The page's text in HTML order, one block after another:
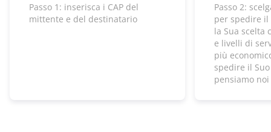
Passo 1: inserisca i CAP del
mittente e del destinatario
Passo 2:
per spedire il
la Sua scelta
e livelli di
più
spedire il Suo
pensiamo noi